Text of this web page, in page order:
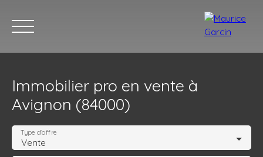
Immobilier pro en vente à
Avignon (84000)
Vente
Type d'offre